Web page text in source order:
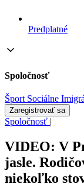
Predplatné
Spoločnosť
Šport Sociálne
Zaregistrovať sa
Spoločnosť |
VIDEO: V
jasle.
niekoľko